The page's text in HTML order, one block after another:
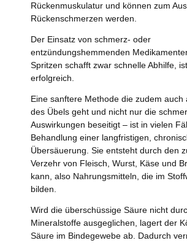
Rückenmuskulatur und können zum
Rückenschmerzen werden.
Der Einsatz von schmerz- oder
entzündungshemmenden
Spritzen schafft zwar schnelle Abhilfe,
erfolgreich.
Eine sanftere Methode die zudem auch
des Übels geht und nicht nur die
Auswirkungen beseitigt – ist in vielen
Behandlung einer langfristigen,
Übersäuerung. Sie entsteht durch den
Verzehr von Fleisch, Wurst, Käse und
kann, also Nahrungsmitteln, die im
bilden.
Wird die überschüssige Säure nicht
Mineralstoffe ausgeglichen, lagert der
Säure im Bindegewebe ab. Dadurch